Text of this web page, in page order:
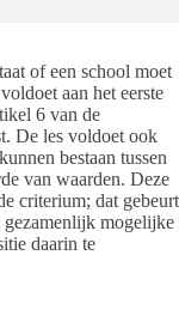
of een school moet
aan het eerste
6 van de
De les voldoet ook
bestaan tussen
van waarden. Deze
criterium; dat gebeurt
gezamenlijk mogelijke
daarin te